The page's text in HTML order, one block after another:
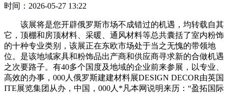
时间：2026-05-27 13:22
该展将是您开辟俄罗斯市场不成错过的机遇，均转载自其
它，顶棚和房顶材料、采暖、通风材料等总共囊括了室内粉饰
的十种专业类别，该展正在东欧市场处于当之无愧的带领地
位。是该地域家具和粉饰品出产商和供应商寻求新的合做机遇
之次要路子。有40多个国度及地域的企业前来参展，以专业、
高效的办事，000人俄罗斯建建材料展DESIGN DECOR由英国
ITE展览集团从办，中国，000人*凡本网说明来历：“盈拓国际